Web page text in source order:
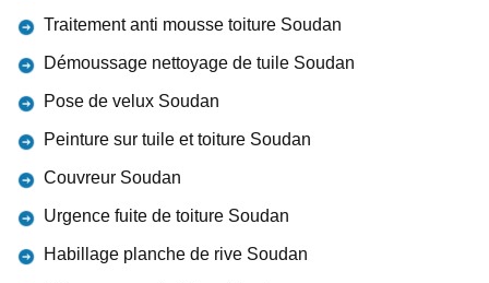
Traitement anti mousse toiture Soudan
Démoussage nettoyage de tuile Soudan
Pose de velux Soudan
Peinture sur tuile et toiture Soudan
Couvreur Soudan
Urgence fuite de toiture Soudan
Habillage planche de rive Soudan